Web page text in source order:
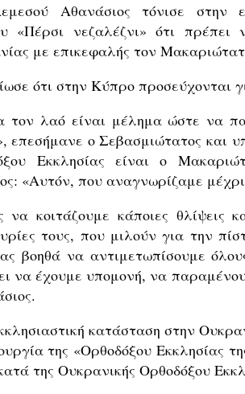
Αθανάσιος τόνισε στην
«Πέρσι νεζαλέζνι» ότι
με επικεφαλής τον
ότι στην Κύπρο προσεύχονται
τον λαό είναι μέλημα ώστε να
επεσήμανε ο Σεβασμιώτατος και
Εκκλησίας είναι ο
«Αυτόν, που αναγνωρίζαμε
κοιτάζουμε κάποιες θλίψεις
τους, που μιλούν για την
βοηθά να αντιμετωπίσουμε
να έχουμε υπομονή, να
κατάσταση στην
της «Ορθοδόξου Εκκλησίας
της Ουκρανικής Ορθοδόξου